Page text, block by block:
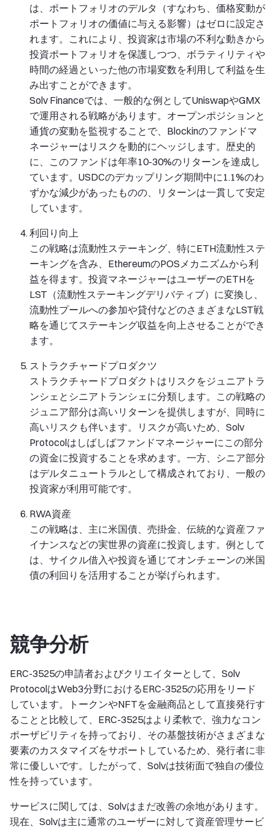
は、ポートフォリオのデルタ（すなわち、価格変動が
ポートフォリオの価値に与える影響）はゼロに設定さ
れます。これにより、投資家は市場の不利な動きから
投資ポートフォリオを保護しつつ、ボラティリティや
時間の経過といった他の市場変数を利用して利益を生
み出すことができます。
Solv Financeでは、一般的な例としてUniswapやGMX
で運用される戦略があります。オープンポジションと
通貨の変動を監視することで、Blockinのファンドマ
ネージャーはリスクを動的にヘッジします。歴史的
に、このファンドは年率10-30%のリターンを達成し
ています。USDCのデカップリング期間中に1.1%のわ
ずかな減少があったものの、リターンは一貫して安定
しています。
利回り向上
この戦略は流動性ステーキング、特にETH流動性ステ
ーキングを含み、EthereumのPOSメカニズムから利
益を得ます。投資マネージャーはユーザーのETHを
LST（流動性ステーキングデリバティブ）に変換し、
流動性プールへの参加や貸付などのさまざまなLST戦
略を通じてステーキング収益を向上させることができ
ます。
ストラクチャードプロダクツ
ストラクチャードプロダクトはリスクをジュニアトラ
ンシェとシニアトランシェに分類します。この戦略の
ジュニア部分は高いリターンを提供しますが、同時に
高いリスクも伴います。リスクが高いため、Solv
Protocolはしばしばファンドマネージャーにこの部分
の資金に投資することを求めます。一方、シニア部分
はデルタニュートラルとして構成されており、一般の
投資家が利用可能です。
RWA資産
この戦略は、主に米国債、売掛金、伝統的な資産ファ
イナンスなどの実世界の資産に投資します。例として
は、サイクル借入や投資を通じてオンチェーンの米国
債の利回りを活用することが挙げられます。
競争分析
ERC-3525の申請者およびクリエイターとして、Solv
ProtocolはWeb3分野におけるERC-3525の応用をリード
しています。トークンやNFTを金融商品として直接発行す
ることと比較して、ERC-3525はより柔軟で、強力なコン
ポーザビリティを持っており、その基盤技術がさまざまな
要素のカスタマイズをサポートしているため、発行者に非
常に優しいです。したがって、Solvは技術面で独自の優位
性を持っています。
サービスに関しては、Solvはまだ改善の余地があります。
現在、Solvは主に通常のユーザーに対して資産管理サービ